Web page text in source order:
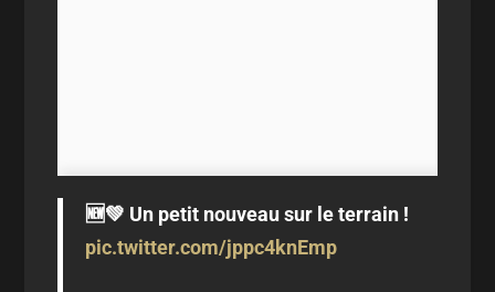
🆕💚 Un petit nouveau sur le terrain !
pic.twitter.com/jppc4knEmp